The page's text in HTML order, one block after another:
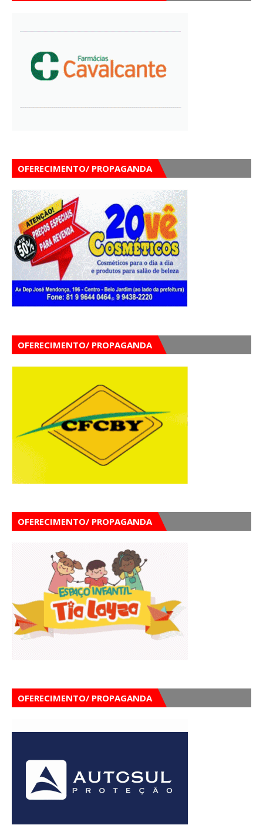
OFERECIMENTO/ PROPAGANDA
OFERECIMENTO/ PROPAGANDA
OFERECIMENTO/ PROPAGANDA
OFERECIMENTO/ PROPAGANDA